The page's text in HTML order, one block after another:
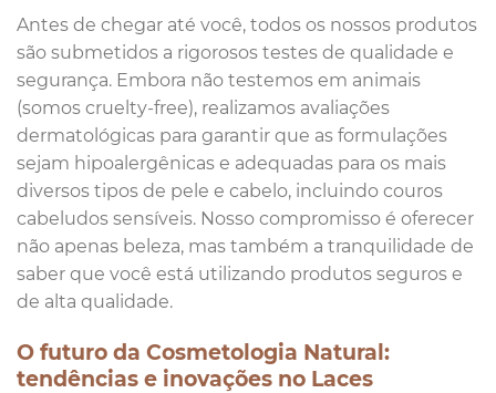
Antes de chegar até você, todos os nossos produtos
são submetidos a rigorosos testes de qualidade e
segurança. Embora não testemos em animais
(somos cruelty-free), realizamos avaliações
dermatológicas para garantir que as formulações
sejam hipoalergênicas e adequadas para os mais
diversos tipos de pele e cabelo, incluindo couros
cabeludos sensíveis. Nosso compromisso é oferecer
não apenas beleza, mas também a tranquilidade de
saber que você está utilizando produtos seguros e
de alta qualidade.
O futuro da Cosmetologia Natural:
tendências e inovações no Laces